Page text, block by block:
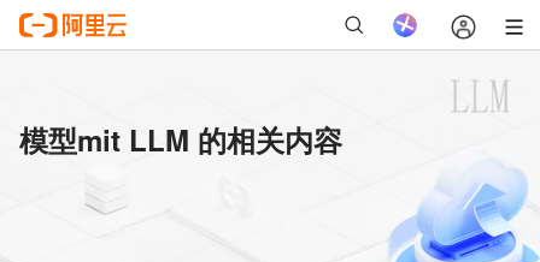
模型mit LLM 的相关内容